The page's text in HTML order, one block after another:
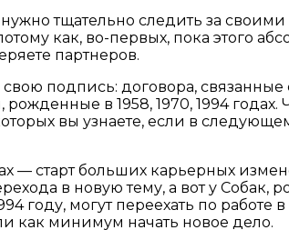
тщательно следить за
как, во-первых, пока этого
партнеров.
подпись: договора,
в 1958, 1970, 1994
вы узнаете, если в
— старт больших карьерных
в новую тему, а вот у Собак,
году, могут переехать по работе
как минимум начать новое дело.